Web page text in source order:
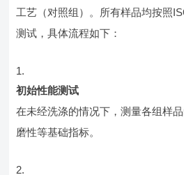
工艺（对照组）。所有样品均按照
测试，具体流程如下：
初始性能测试
在未经洗涤的情况下，测量各组样
磨性等基础指标。